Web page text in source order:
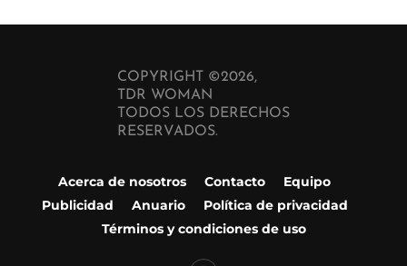
COPYRIGHT ©2026,
TDR WOMAN
TODOS LOS DERECHOS
RESERVADOS.
Acerca de nosotros Contacto
Equipo
Publicidad
Anuario
Política de privacidad
Términos y condiciones de uso